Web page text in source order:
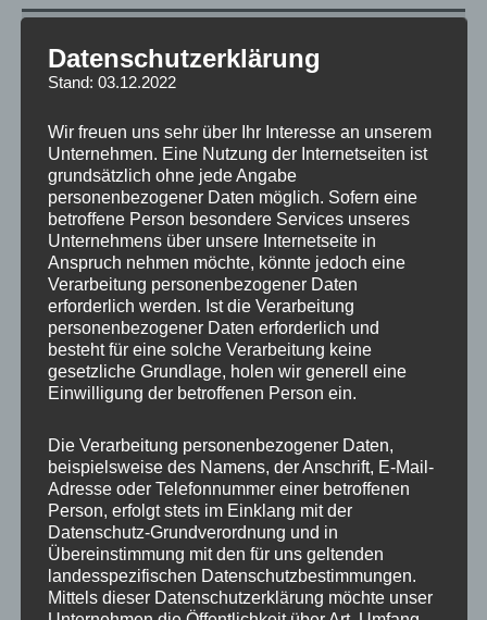
Produktsicherheit
Rezensionen (0)
Gewicht 0,1 kg
Hersteller JAPAN RACING
Grundfarbe Schwarz
Material Kunststoff
Datenschutzerklärung
Stand: 03.12.2022
Wir freuen uns sehr über Ihr Interesse an unserem
Unternehmen. Eine Nutzung der Internetseiten ist
grundsätzlich ohne jede Angabe
personenbezogener Daten möglich. Sofern eine
betroffene Person besondere Services unseres
Unternehmens über unsere Internetseite in
Anspruch nehmen möchte, könnte jedoch eine
Verarbeitung personenbezogener Daten
erforderlich werden. Ist die Verarbeitung
personenbezogener Daten erforderlich und
besteht für eine solche Verarbeitung keine
gesetzliche Grundlage, holen wir generell eine
Einwilligung der betroffenen Person ein.
Die Verarbeitung personenbezogener Daten,
beispielsweise des Namens, der Anschrift, E-Mail-
Adresse oder Telefonnummer einer betroffenen
Person, erfolgt stets im Einklang mit der
Datenschutz-Grundverordnung und in
Übereinstimmung mit den für uns geltenden
landesspezifischen Datenschutzbestimmungen.
Mittels dieser Datenschutzerklärung möchte unser